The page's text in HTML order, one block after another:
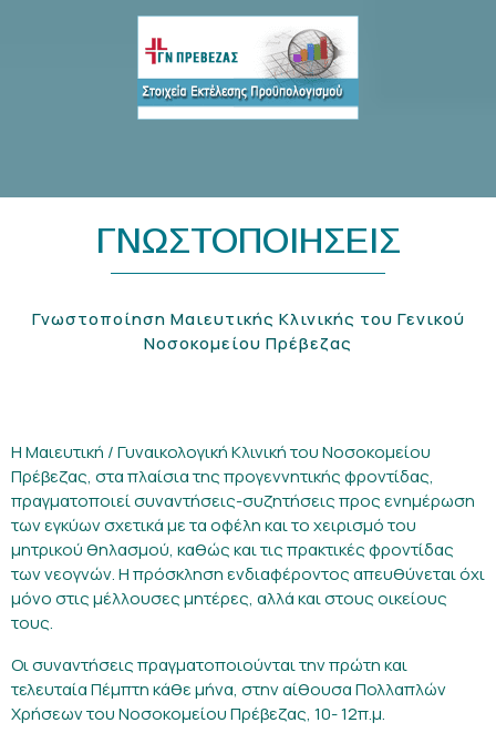
ΓΝΩΣΤΟΠΟΙΗΣΕΙΣ
Γνωστοποίηση Μαιευτικής Κλινικής του Γενικού
Νοσοκομείου Πρέβεζας
Η Μαιευτική / Γυναικολογική Κλινική του Νοσοκομείου
Πρέβεζας, στα πλαίσια της προγεννητικής φροντίδας,
πραγματοποιεί συναντήσεις-συζητήσεις προς ενημέρωση
των εγκύων σχετικά με τα οφέλη και το χειρισμό του
μητρικού θηλασμού, καθώς και τις πρακτικές φροντίδας
των νεογνών. Η πρόσκληση ενδιαφέροντος απευθύνεται όχι
μόνο στις μέλλουσες μητέρες, αλλά και στους οικείους
τους.
Οι συναντήσεις πραγματοποιούνται την πρώτη και
τελευταία Πέμπτη κάθε μήνα, στην αίθουσα Πολλαπλών
Χρήσεων του Νοσοκομείου Πρέβεζας, 10- 12π.μ.